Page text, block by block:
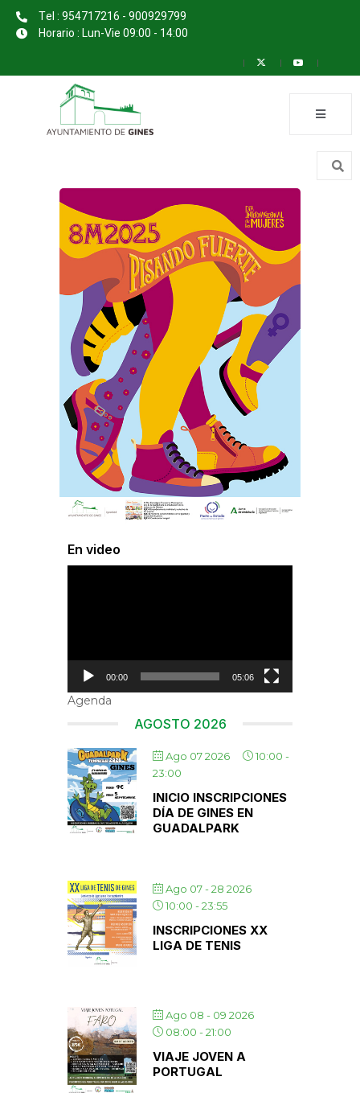
Tel : 954717216 - 900929799
Horario : Lun-Vie 09:00 - 14:00
En video
00:00 05:06
Agenda
AGOSTO 2026
Ago 07 2026 10:00 -
23:00
INICIO INSCRIPCIONES
DÍA DE GINES EN
GUADALPARK
Ago 07 - 28 2026
10:00 -23:55
INSCRIPCIONES XX
LIGA DE TENIS
Ago 08 - 09 2026
08:00 -21:00
VIAJE JOVEN A
PORTUGAL